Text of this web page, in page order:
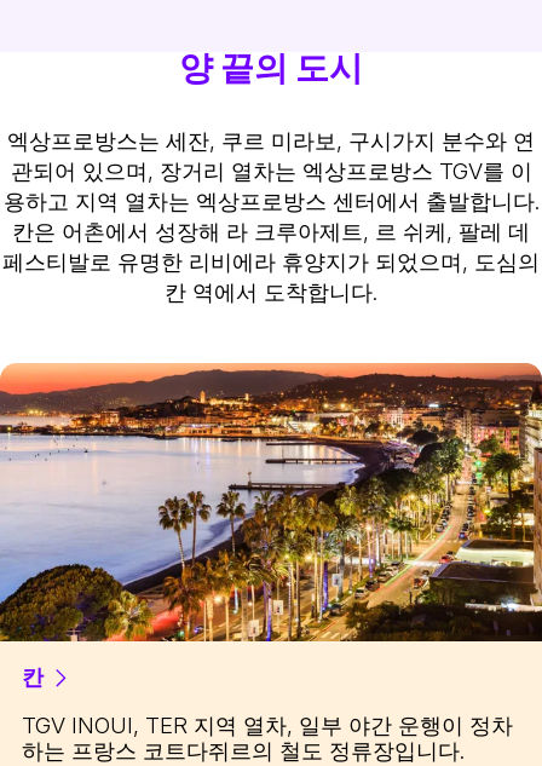
양 끝의 도시
엑상프로방스는 세잔, 쿠르 미라보, 구시가지 분수와 연
관되어 있으며, 장거리 열차는 엑상프로방스 TGV를 이
용하고 지역 열차는 엑상프로방스 센터에서 출발합니다.
칸은 어촌에서 성장해 라 크루아제트, 르 쉬케, 팔레 데
페스티발로 유명한 리비에라 휴양지가 되었으며, 도심의
칸 역에서 도착합니다.
칸
TGV INOUI, TER 지역 열차, 일부 야간 운행이 정차
하는 프랑스 코트다쥐르의 철도 정류장입니다.